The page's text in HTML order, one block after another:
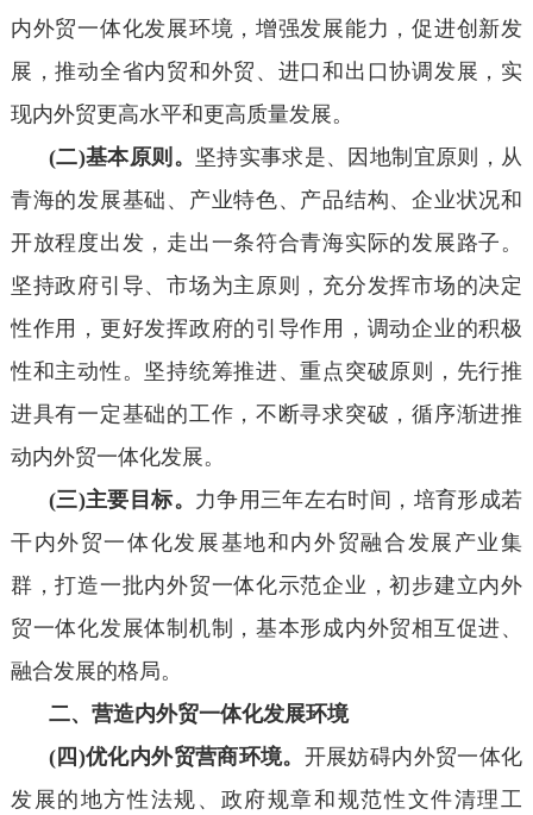
内外贸一体化发展环境，增强发展能力，促进创新发
展，推动全省内贸和外贸、进口和出口协调发展，实
现内外贸更高水平和更高质量发展。
(二)基本原则。 坚持实事求是、因地制宜原则，从
青海的发展基础、产业特色、产品结构、企业状况和
开放程度出发，走出一条符合青海实际的发展路子。
坚持政府引导、市场为主原则，充分发挥市场的决定
性作用，更好发挥政府的引导作用，调动企业的积极
性和主动性。坚持统筹推进、重点突破原则，先行推
进具有一定基础的工作，不断寻求突破，循序渐进推
动内外贸一体化发展。
(三)主要目标。 力争用三年左右时间，培育形成若
干内外贸一体化发展基地和内外贸融合发展产业集
群，打造一批内外贸一体化示范企业，初步建立内外
贸一体化发展体制机制，基本形成内外贸相互促进、
融合发展的格局。
二、营造内外贸一体化发展环境
(四)优化内外贸营商环境。 开展妨碍内外贸一体化
发展的地方性法规、政府规章和规范性文件清理工